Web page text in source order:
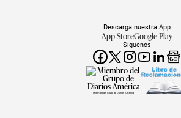
Síguenos
Descarga nuestra App
App StoreGoogle Play
Miembro del Grupo de Diarios América